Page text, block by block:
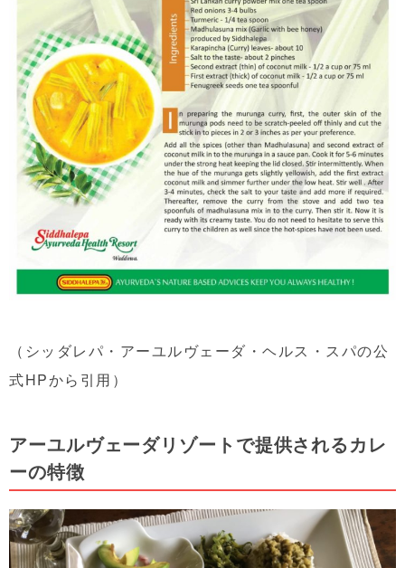
（ シッダレパ・アーユルヴェーダ・ヘルス・スパの公
式HPから引用）
アーユルヴェーダリゾートで提供されるカレ
ーの特徴